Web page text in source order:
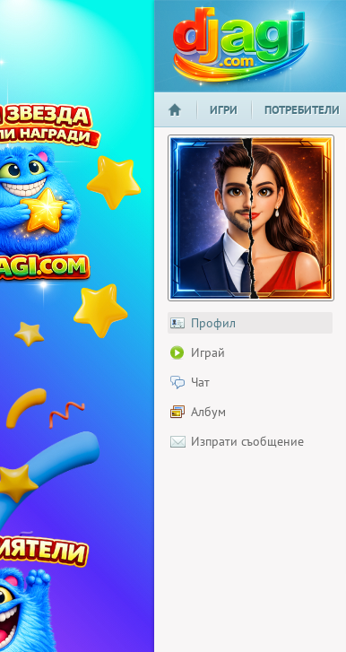
djagi.com
НАЧАЛО
ИГРИ ПОТРЕБИТЕЛИ
Профил
Играй
Чат
Албум
Изпрати съобщение